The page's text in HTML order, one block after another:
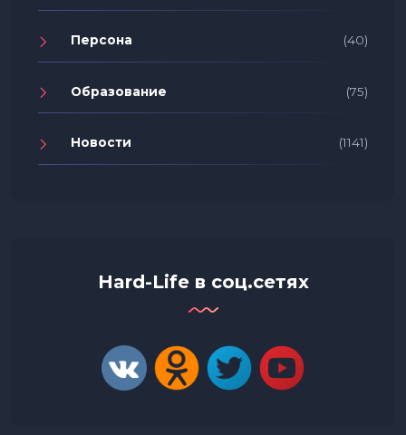
Персона (40)
Образование (75)
Новости (1141)
Hard-Life в соц.сетях